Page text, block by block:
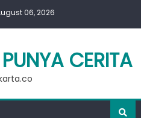
06, 2026
CERITA